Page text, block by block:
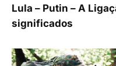
Lula – Putin – A
significados